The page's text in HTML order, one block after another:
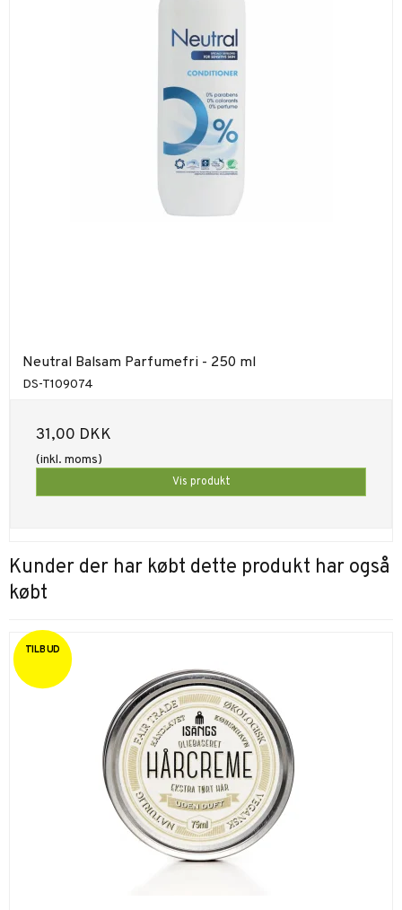
Neutral Balsam Parfumefri - 250 ml
DS-T109074
31,00 DKK
(inkl. moms)
Vis produkt
Kunder der har købt dette produkt har også
købt
TILBUD